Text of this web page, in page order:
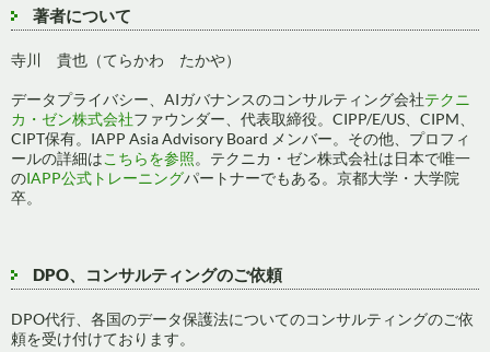
ョ
ン
著者について
寺川 貴也（てらかわ たかや）
データプライバシー、AIガバナンスのコンサルティング会社テクニ
カ・ゼン株式会社ファウンダー、代表取締役。CIPP/E/US、CIPM、
CIPT保有。IAPP Asia Advisory Board メンバー。その他、プロフィ
ールの詳細はこちらを参照。テクニカ・ゼン株式会社は日本で唯一
のIAPP公式トレーニングパートナーでもある。京都大学・大学院
卒。
DPO、コンサルティングのご依頼
DPO代行、各国のデータ保護法についてのコンサルティングのご依
頼を受け付けております。